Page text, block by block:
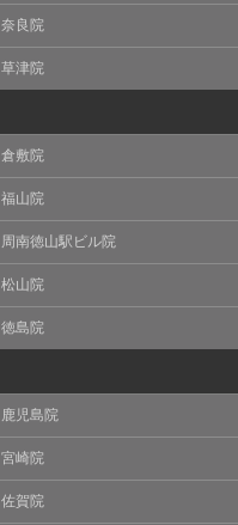
奈良院
草津院
倉敷院
福山院
周南徳山駅ビル院
松山院
徳島院
鹿児島院
宮崎院
佐賀院